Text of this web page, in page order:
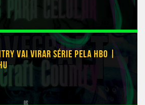
VAI VIRAR SÉRIE PELA HBO |